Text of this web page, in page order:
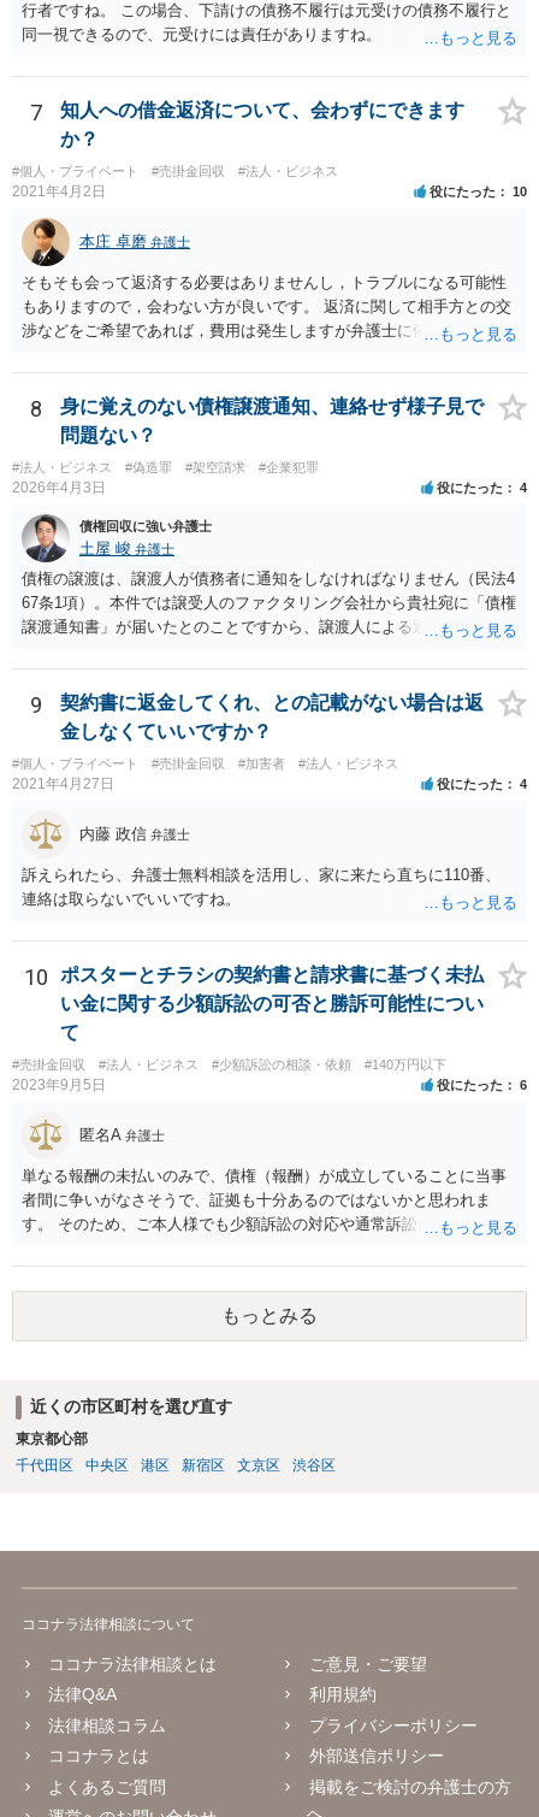
行者ですね。 この場合、下請けの債務不履行は元受けの債務不履行と
同一視できるので、元受けには責任がありますね。
7
知人への借金返済について、会わずにできます
か？
#個人・プライベート #売掛金回収 #法人・ビジネス
2021年4月2日 役にたった 10
本庄 卓磨 弁護士
そもそも会って返済する必要はありませんし，トラブルになる可能性
もありますので，会わない方が良いです。 返済に関して相手方との交
渉などをご希望であれば，費用は発生しますが弁護士に依頼すること
きますので，ご自身で対応する必要はなくなります。
8
身に覚えのない債権譲渡通知、連絡せず様子見で
問題ない？
#法人・ビジネス #偽造罪 #架空請求 #企業犯罪
2026年4月3日 役にたった 4
債権回収に強い弁護士
土屋 峻 弁護士
債権の譲渡は、譲渡人が債務者に通知をしなければなりません（民法4
67条1項）。本件では譲受人のファクタリング会社から貴社宛に「債権
譲渡通知書」が届いたとのことですから、譲渡人による通知ではない
は、当該ファクタリング会社が詐称譲受人の可能性があるとすら指摘
できるでしょう。 次に、たとえファクタリング会社からの「債権譲渡
通知書」であっても、それが譲渡人の個人事業主の委託を受けてなさ
れていた場合等であり、債務者対抗要件の問題をクリアされていたと
しても、当該ファクタリング会社が譲受債権請求訴訟を提起する場
合、譲受債権の発生原因事実を立証しなければなりません。 「譲渡人
は当社にとって全くの見知らぬ人物で、一切関係がなく、当該債権は
現在・将来ともに存在しないと断言でき」ないということであれば、
この立証の見込みが立たないでしょうから、訴訟になったとしても、
かかる点で争うべきでしょう（といっても否認すれば足りると思いま
す。）。 以上述べましたが、令和7年12月から令和11年までに発生す
る一切の債権となれば、約4年という一定の期間の将来債権譲渡とな
り、訴求されている債権の額も相当程度の金額になっていると推察し
ます。ご不安な気持ちを解消するために、法律事務所にご相談に赴く
ことを検討されても良いでしょう。
9
契約書に返金してくれ、との記載がない場合は返
金しなくていいですか？
#個人・プライベート #売掛金回収 #加害者 #法人・ビジネス
2021年4月27日 役にたった 4
内藤 政信 弁護士
訴えられたら、弁護士無料相談を活用し、家に来たら直ちに110番、
連絡は取らないでいいですね。
10
ポスターとチラシの契約書と請求書に基づく未払
い金に関する少額訴訟の可否と勝訴可能性につい
て
#売掛金回収 #法人・ビジネス #少額訴訟の相談・依頼 #140万円以下
2023年9月5日 役にたった 6
匿名A 弁護士
単なる報酬の未払いのみで、債権（報酬）が成立していることに当事
者間に争いがなさそうで、証拠も十分あるのではないかと思われま
す。 そのため、ご本人様でも少額訴訟の対応や通常訴訟に移行したと
ても相手方が任意に支払をしない場合は強制執行を行う必要がござい
ます。この辺りになってくると少し対応が難しいかなという気がして
きますので、ご本人様の負担や手間を考慮して訴訟部分から弁護士に
ご依頼いただくという選択肢も全くおかしくはありません。
もっとみる
近くの市区町村を選び直す
東京都心部
千代田区
中央区 港区 新宿区 文京区 渋谷区
ココナラ法律相談について
ココナラ法律相談とは
法律Q&A
法律相談コラム
ココナラとは
よくあるご質問
ご意見・ご要望
利用規約
プライバシーポリシー
外部送信ポリシー
掲載をご検討の弁護士の方
へ